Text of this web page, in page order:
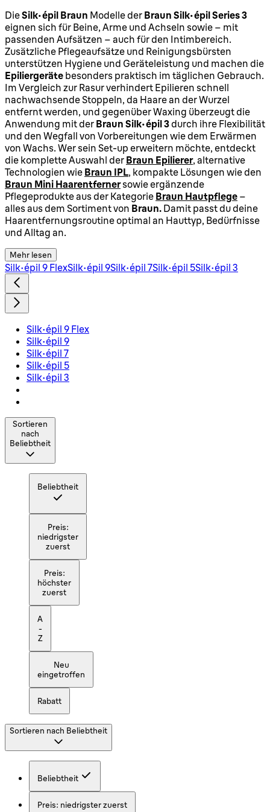
DieSilk-épil Braun Modelle der Braun Silk-épil Series 3
eignen sich für Beine, Arme und Achseln sowie – mit
passenden Aufsätzen – auch für den Intimbereich.
Zusätzliche Pflegeaufsätze und Reinigungsbürsten
unterstützen Hygiene und Geräteleistung und machen die
Epiliergeräte besonders praktisch im täglichen Gebrauch.
Im Vergleich zur Rasur verhindert Epilieren schnell
nachwachsende Stoppeln, da Haare an der Wurzel
entfernt werden, und gegenüber Waxing überzeugt die
Anwendung mit der Braun Silk-épil 3durch ihre Flexibilität
und den Wegfall von Vorbereitungen wie dem Erwärmen
von Wachs. Wer sein Set-up erweitern möchte, entdeckt
die komplette Auswahl der Braun Epilierer, alternative
Technologien wie Braun IPL, kompakte Lösungen wie den
Braun Mini Haarentfernersowie ergänzende
Pflegeprodukte aus der Kategorie Braun Hautpflege –
alles aus dem Sortiment von Braun. Damit passt du deine
Haarentfernungsroutine optimal an Hauttyp, Bedürfnisse
und Alltag an.
Mehr lesen
Silk épil 9 FlexSilk épil 9Silk épil 7Silk-épil 5Silk-épil 3
Silk épil 9 Flex
Silk épil 9
Silk épil 7
Silk-épil 5
Silk-épil 3
Sortieren
nach
Beliebtheit
Beliebtheit
Preis:
niedrigster
zuerst
Preis:
höchster
zuerst
A
-
Z
Neu
eingetroffen
Rabatt
Sortieren nach Beliebtheit
Beliebtheit
Preis: niedrigster zuerst